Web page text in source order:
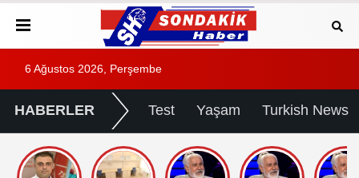
6 Ağustos 2026, Perşembe
HABERLER Test Yaşam Turkish News